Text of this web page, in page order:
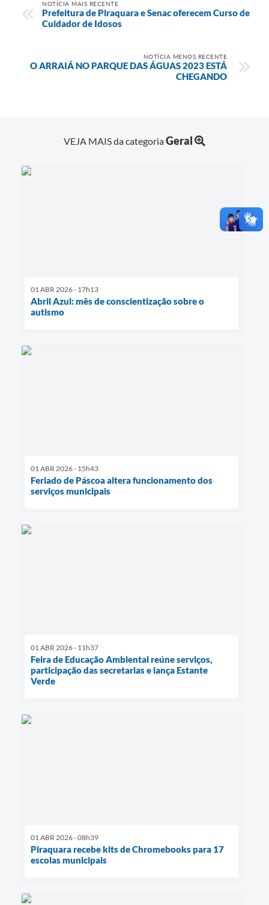
NOTÍCIA MAIS RECENTE
Prefeitura de Piraquara e Senac oferecem Curso de
Cuidador de Idosos
NOTÍCIA MENOS RECENTE
O ARRAIÁ NO PARQUE DAS ÁGUAS 2023 ESTÁ
CHEGANDO
VEJA MAIS da categoriaGeral
01 ABR 2026 - 17h13
Abril Azul: mês de conscientização sobre o
autismo
01 ABR 2026 - 15h43
Feriado de Páscoa altera funcionamento dos
serviços municipais
01 ABR 2026 - 11h37
Feira de Educação Ambiental reúne serviços,
participação das secretarias e lança Estante
Verde
01 ABR 2026 - 08h39
Piraquara recebe kits de Chromebooks para 17
escolas municipais